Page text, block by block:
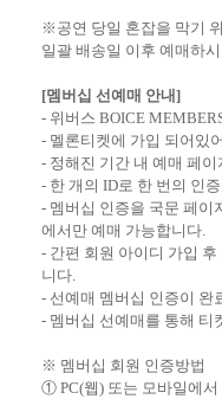
※공연 당일 혼잡을 막기
일괄 배송일 이후 예매하
[멤버십 선예매 안내 ]
- 위버스 BOICE
- 멜론티켓에 가입 되어있
- 정해진 기간 내 예매 페이
- 한 개의 ID로 한 번의 인
- 멤버십 인증을 국문 페이
에서만 예매 가능합니다.
- 간편 회원 아이디 가입
니다.
- 선예매 멤버십 인증이 완
- 멤버십 선예매를 통해 티
※ 멤버십 회원 인증방법
① PC(웹) 또는 모바일에서